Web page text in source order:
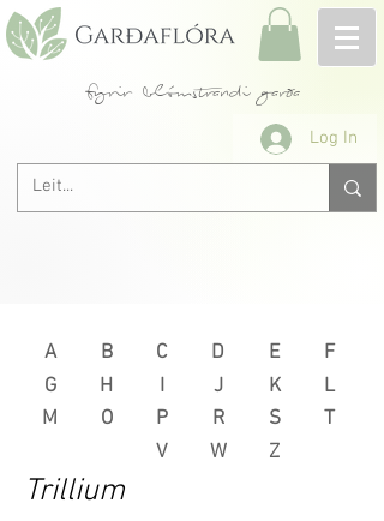
fyrir blómstrandi garða
Log In
A B C D E
F
G
M
H
I
O
P
J
R
K
L
S
T
V
W Z
Trillium